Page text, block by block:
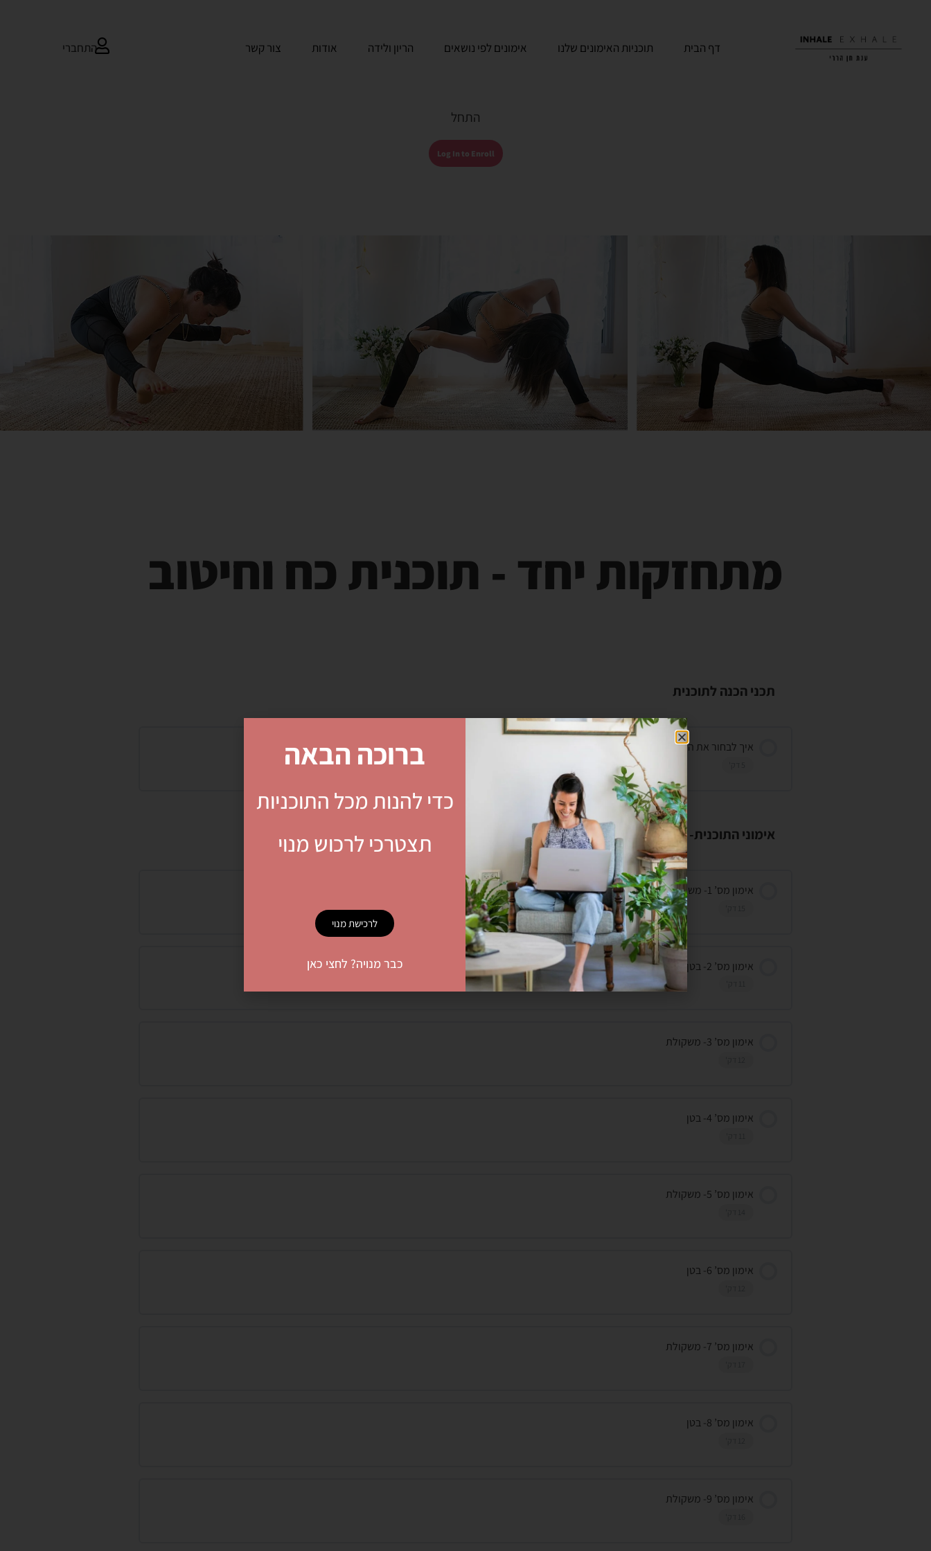
דף הבית תוכניות האימונים שלנו אימונים לפי נושאים הריון ולידה אודות צור קשר התחברי
התחל
Log In to Enroll
מתחזקות יחד - תוכנית כח וחיטוב
תכני הכנה לתוכנית
איך לבחור את המשקל איתו תעבדי
אימוני התוכנית-
אימון מס’ 1- משקולת
אימון מס’ 2- בטן
אימון מס’ 3- משקולת
אימון מס’ 4- בטן
אימון מס’ 5- משקולת
אימון מס’ 6- בטן
אימון מס’ 7- משקולת
אימון מס’ 8- בטן
אימון מס’ 9- משקולת
ברוכה הבאה
כדי להנות מכל התוכניות
תצטרכי לרכוש מנוי
לרכישת מנוי
כבר מנויה? לחצי כאן